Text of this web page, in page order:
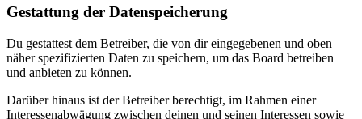
Gestattung der Datenspeicherung
Du gestattest dem Betreiber, die von dir eingegebenen und oben
näher spezifizierten Daten zu speichern, um das Board betreiben
und anbieten zu können.
Darüber hinaus ist der Betreiber berechtigt, im Rahmen einer
Interessenabwägung zwischen deinen und seinen Interessen sowie